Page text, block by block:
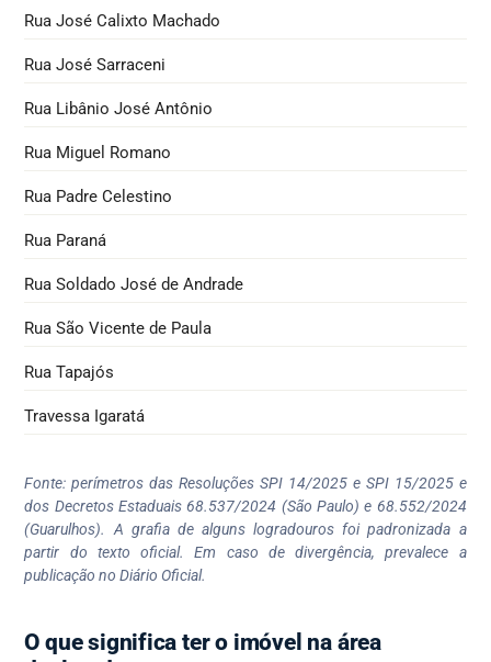
Rua José Calixto Machado
Rua José Sarraceni
Rua Libânio José Antônio
Rua Miguel Romano
Rua Padre Celestino
Rua Paraná
Rua Soldado José de Andrade
Rua São Vicente de Paula
Rua Tapajós
Travessa Igaratá
Fonte: perímetros das Resoluções SPI 14/2025 e SPI 15/2025 e
dos Decretos Estaduais 68.537/2024 (São Paulo) e 68.552/2024
(Guarulhos). A grafia de alguns logradouros foi padronizada a
partir do texto oficial. Em caso de divergência, prevalece a
publicação no Diário Oficial.
O que significa ter o imóvel na área